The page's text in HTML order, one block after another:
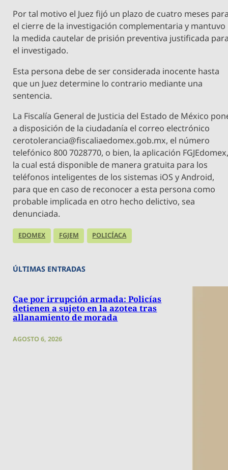
Por tal motivo el Juez fijó un plazo de cuatro meses
el cierre de la investigación complementaria y mantuvo
la medida cautelar de prisión preventiva justificada
el investigado.
Esta persona debe de ser considerada inocente hasta
que un Juez determine lo contrario mediante una
sentencia.
La Fiscalía General de Justicia del Estado de México
a disposición de la ciudadanía el correo electrónico
cerotolerancia@fiscaliaedomex.gob.mx, el número
telefónico 800 7028770, o bien, la aplicación
la cual está disponible de manera gratuita para los
teléfonos inteligentes de los sistemas iOS y Android,
para que en caso de reconocer a esta persona como
probable implicada en otro hecho delictivo, sea
denunciada.
EDOMEX FGJEM POLICÍACA
ÚLTIMAS ENTRADAS
Cae por irrupción armada: Policías
detienen a sujeto en la azotea tras
allanamiento de morada
AGOSTO 6, 2026